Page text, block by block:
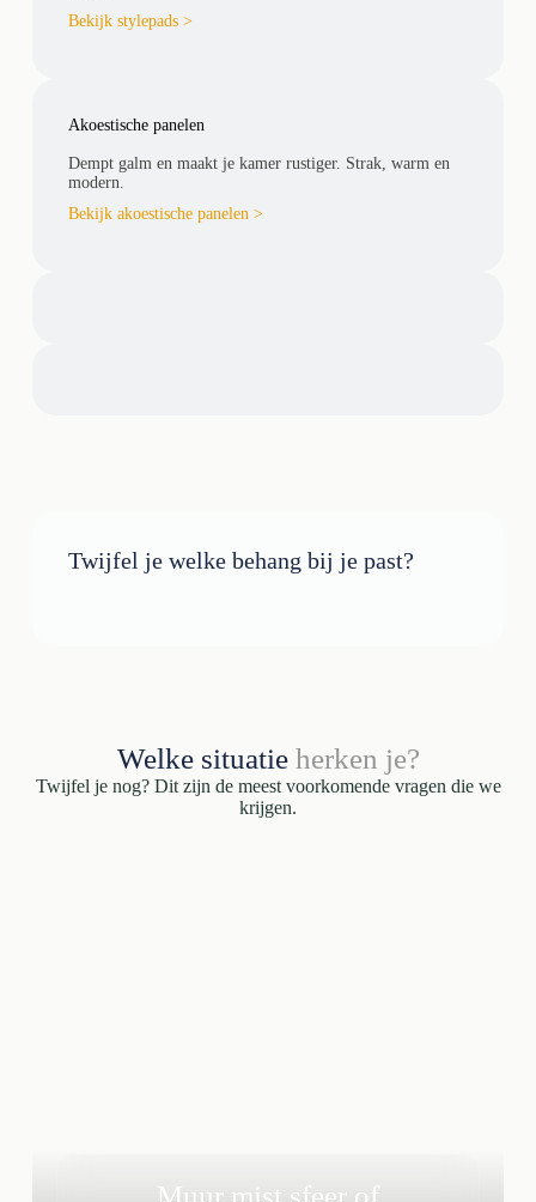
Bekijk stylepads >
Akoestische panelen
Dempt galm en maakt je kamer rustiger. Strak, warm en
modern.
Bekijk akoestische panelen >
Twijfel je welke behang bij je past?
Welke situatie herken je?
Twijfel je nog? Dit zijn de meest voorkomende vragen die we
krijgen.
Muur mist sfeer of